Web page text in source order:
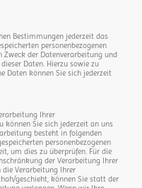
Bestimmungen jederzeit das
personenbezogenen
Zweck der Datenverarbeitung und
Daten. Hierzu sowie zu
Daten können Sie sich jederzeit
Ihrer
können Sie sich jederzeit an uns
besteht in folgenden
personenbezogenen
um dies zu überprüfen. Für die
der Verarbeitung Ihrer
die Verarbeitung Ihrer
geschieht, können Sie statt der